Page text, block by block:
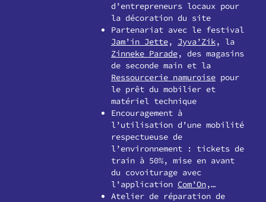
d’entrepreneurs locaux pour
la décoration du site
Partenariat avec le festival
Jam’in Jette, Jyva’Zik, la
Zinneke Parade, des magasins
de seconde main et la
Ressourcerie namuroise pour
le prêt du mobilier et
matériel technique
Encouragement à
l’utilisation d’une mobilité
respectueuse de
l’environnement : tickets de
train à 50%, mise en avant
du covoiturage avec
l’application Com’On,…
Atelier de réparation de